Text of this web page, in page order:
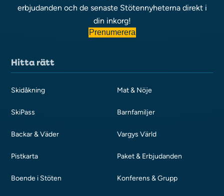
erbjudanden och de senaste Stötennyheterna direkt i
din inkorg!
Prenumerera
Hitta rätt
Skidåkning
SkiPass
Backar & Väder
Pistkarta
Boende i Stöten
Mat & Nöje
Barnfamiljer
Vargys Värld
Paket & Erbjudanden
Konferens & Grupp